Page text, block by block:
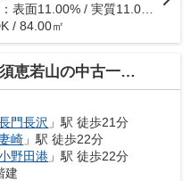
/ 84.00㎡
若山の中古一戸建
門長沢 」駅 徒歩21分
崎 」駅 徒歩22分
野田港 」駅 徒歩22分
建